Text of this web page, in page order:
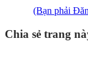
(Bạn phải
Chia sẻ trang